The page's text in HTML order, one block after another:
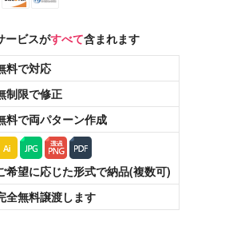
ービスがすべて含まれます
料で対応
制限で修正
料で両パターン作成
希望に応じた形式で納品(複数可)
全無料譲渡します